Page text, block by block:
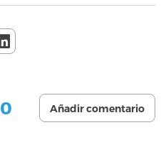
0 Añadir comentario